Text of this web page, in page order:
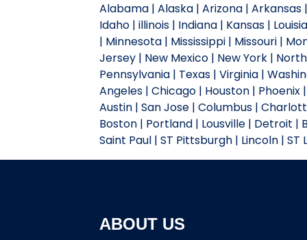
Alabama | Alaska | Arizona |
Idaho | illinois | Indiana | Kansas |
| Minnesota | Mississippi | Missouri |
Jersey | New Mexico | New York |
Pennsylvania | Texas | Virginia |
Angeles | Chicago | Houston | Phoenix
Austin | San Jose | Columbus |
Boston | Portland | Lousville | Detroit
Saint Paul | ST Pittsburgh | Lincoln |
ABOUT US